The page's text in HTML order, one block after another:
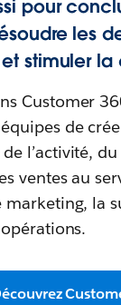
pour
les
stimuler la
Customer
de
l’activité,
ventes au
marketing, la